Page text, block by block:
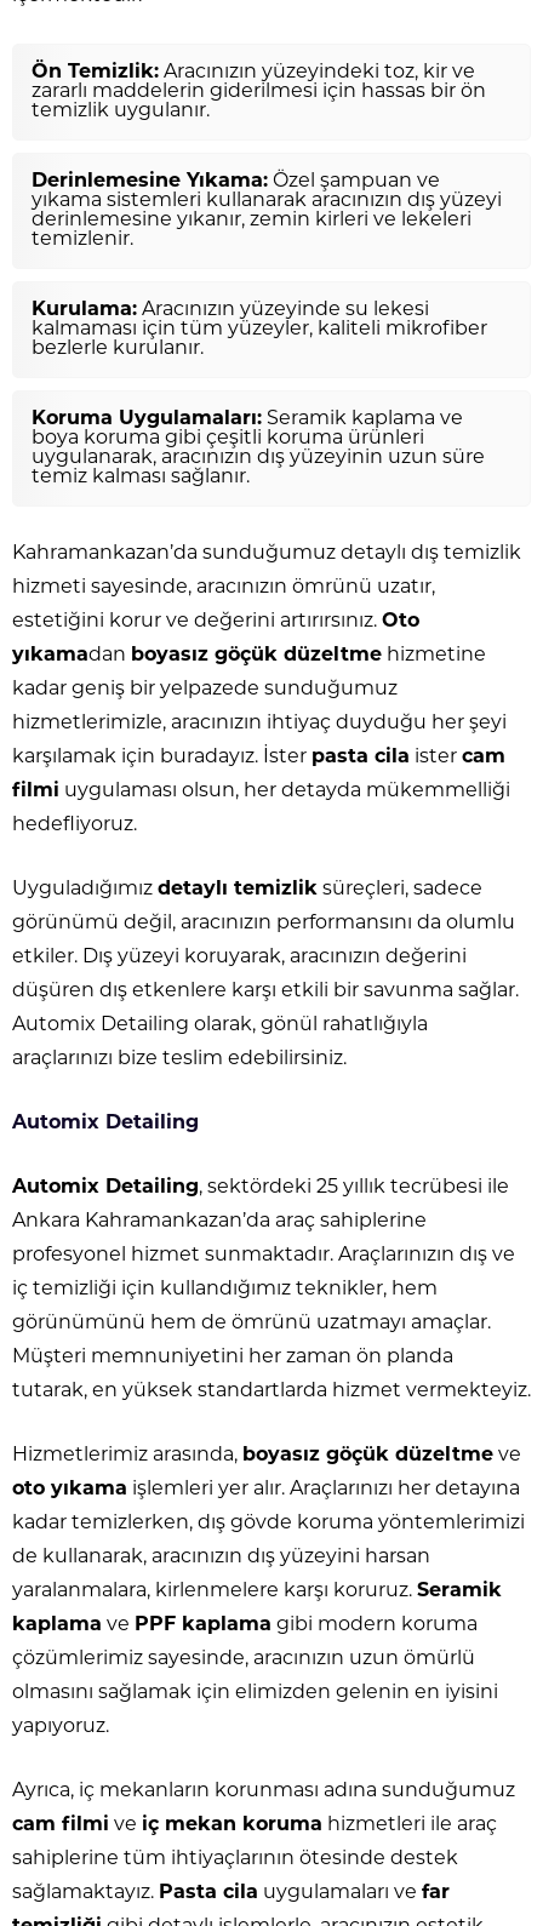
Ön Temizlik: Aracınızın yüzeyindeki toz, kir ve
zararlı maddelerin giderilmesi için hassas bir ön
temizlik uygulanır.
Derinlemesine Yıkama: Özel şampuan ve
yıkama sistemleri kullanarak aracınızın dış yüzeyi
derinlemesine yıkanır, zemin kirleri ve lekeleri
temizlenir.
Kurulama: Aracınızın yüzeyinde su lekesi
kalmaması için tüm yüzeyler, kaliteli mikrofiber
bezlerle kurulanır.
Koruma Uygulamaları: Seramik kaplama ve
boya koruma gibi çeşitli koruma ürünleri
uygulanarak, aracınızın dış yüzeyinin uzun süre
temiz kalması sağlanır.
Kahramankazan’da sunduğumuz detaylı dış temizlik
hizmeti sayesinde, aracınızın ömrünü uzatır,
estetiğini korur ve değerini artırırsınız. Oto
yıkamadan boyasız göçük düzeltme hizmetine
kadar geniş bir yelpazede sunduğumuz
hizmetlerimizle, aracınızın ihtiyaç duyduğu her şeyi
karşılamak için buradayız. İster pasta cila ister cam
filmi uygulaması olsun, her detayda mükemmelliği
hedefliyoruz.
Uyguladığımız detaylı temizlik süreçleri, sadece
görünümü değil, aracınızın performansını da olumlu
etkiler. Dış yüzeyi koruyarak, aracınızın değerini
düşüren dış etkenlere karşı etkili bir savunma sağlar.
Automix Detailing olarak, gönül rahatlığıyla
araçlarınızı bize teslim edebilirsiniz.
Automix Detailing
Automix Detailing, sektördeki 25 yıllık tecrübesi ile
Ankara Kahramankazan’da araç sahiplerine
profesyonel hizmet sunmaktadır. Araçlarınızın dış ve
iç temizliği için kullandığımız teknikler, hem
görünümünü hem de ömrünü uzatmayı amaçlar.
Müşteri memnuniyetini her zaman ön planda
tutarak, en yüksek standartlarda hizmet vermekteyiz.
Hizmetlerimiz arasında, boyasız göçük düzeltme ve
oto yıkama işlemleri yer alır. Araçlarınızı her detayına
kadar temizlerken, dış gövde koruma yöntemlerimizi
de kullanarak, aracınızın dış yüzeyini harsan
yaralanmalara, kirlenmelere karşı koruruz. Seramik
kaplama ve PPF kaplama gibi modern koruma
çözümlerimiz sayesinde, aracınızın uzun ömürlü
olmasını sağlamak için elimizden gelenin en iyisini
yapıyoruz.
Ayrıca, iç mekanların korunması adına sunduğumuz
cam filmi ve iç mekan koruma hizmetleri ile araç
sahiplerine tüm ihtiyaçlarının ötesinde destek
sağlamaktayız. Pasta cila uygulamaları ve far